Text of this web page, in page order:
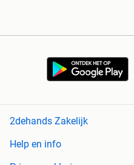
2dehands Zakelijk
Help en info